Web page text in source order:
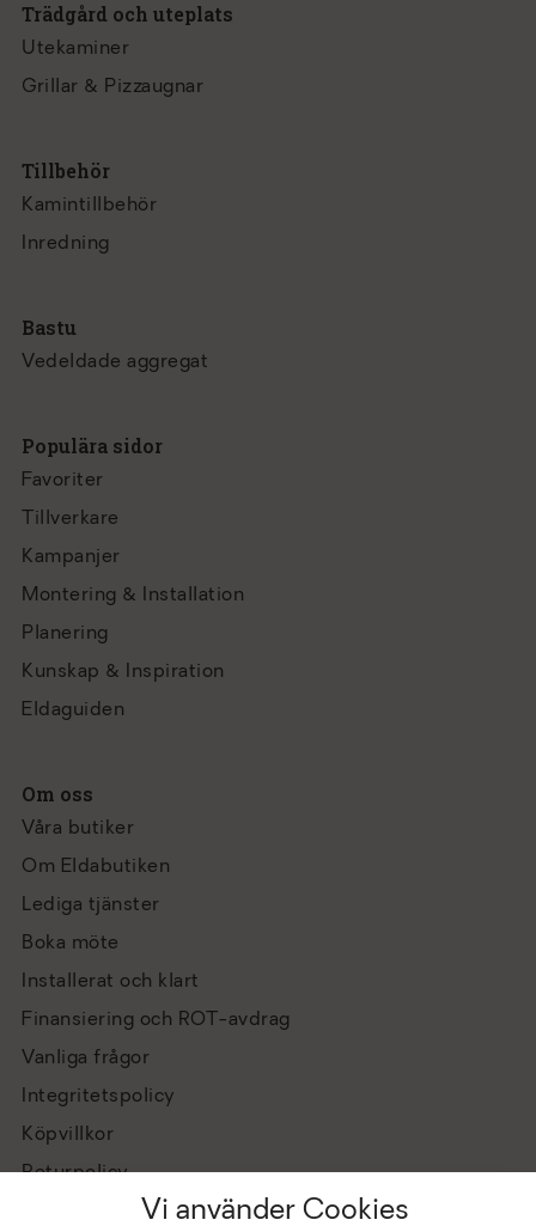
Vi använder Cookies
Trädgård och uteplats
Utekaminer
Grillar & Pizzaugnar
Tillbehör
Kamintillbehör
Inredning
Bastu
Vedeldade aggregat
Populära sidor
Favoriter
Tillverkare
Kampanjer
Montering & Installation
Planering
Kunskap & Inspiration
Eldaguiden
Om oss
Våra butiker
Om Eldabutiken
Lediga tjänster
Boka möte
Installerat och klart
Finansiering och ROT-avdrag
Vanliga frågor
Integritetspolicy
Köpvillkor
Returpolicy